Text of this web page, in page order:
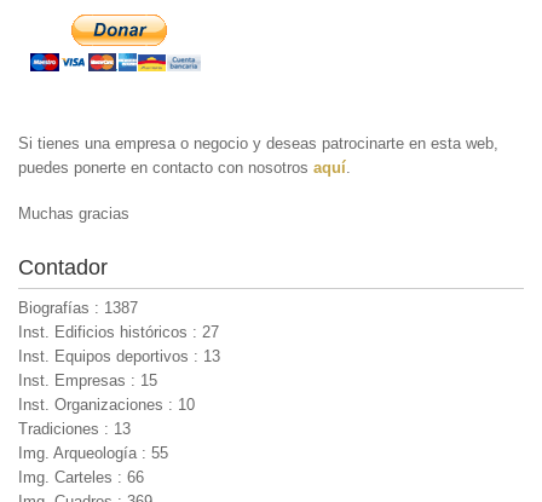
Si tienes una empresa o negocio y deseas patrocinarte en esta web,
puedes ponerte en contacto con nosotros aquí.
Muchas gracias
Contador
Biografías : 1387
Inst. Edificios históricos : 27
Inst. Equipos deportivos : 13
Inst. Empresas : 15
Inst. Organizaciones : 10
Tradiciones : 13
Img. Arqueología : 55
Img. Carteles : 66